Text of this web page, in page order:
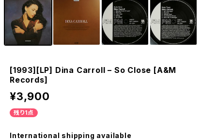
[1993][LP] Dina Carroll – So Close [A&M
Records]
¥3,900
残り1点
International shipping available